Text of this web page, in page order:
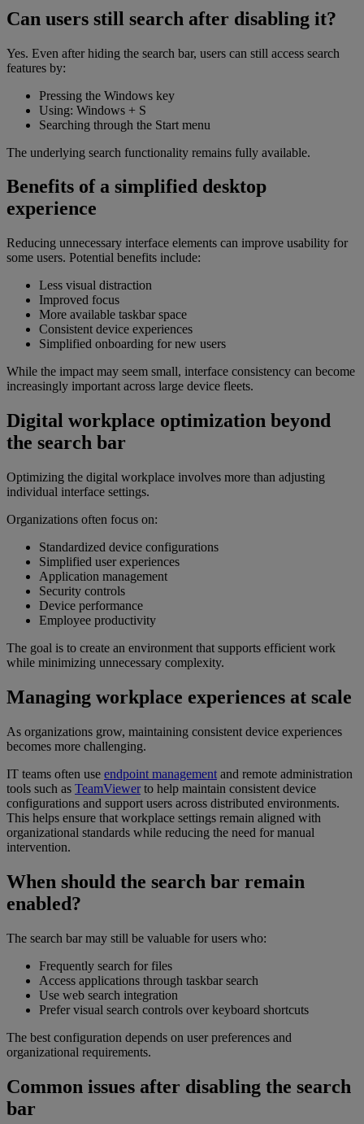
Can users still search after disabling it?
Yes. Even after hiding the search bar, users can still access search
features by:
Pressing the Windows key
Using: Windows + S
Searching through the Start menu
The underlying search functionality remains fully available.
Benefits of a simplified desktop
experience
Reducing unnecessary interface elements can improve usability for
some users. Potential benefits include:
Less visual distraction
Improved focus
More available taskbar space
Consistent device experiences
Simplified onboarding for new users
While the impact may seem small, interface consistency can become
increasingly important across large device fleets.
Digital workplace optimization beyond
the search bar
Optimizing the digital workplace involves more than adjusting
individual interface settings.
Organizations often focus on:
Standardized device configurations
Simplified user experiences
Application management
Security controls
Device performance
Employee productivity
The goal is to create an environment that supports efficient work
while minimizing unnecessary complexity.
Managing workplace experiences at scale
As organizations grow, maintaining consistent device experiences
becomes more challenging.
IT teams often use endpoint management and remote administration
tools such as TeamViewerto help maintain consistent device
configurations and support users across distributed environments.
This helps ensure that workplace settings remain aligned with
organizational standards while reducing the need for manual
intervention.
When should the search bar remain
enabled?
The search bar may still be valuable for users who:
Frequently search for files
Access applications through taskbar search
Use web search integration
Prefer visual search controls over keyboard shortcuts
The best configuration depends on user preferences and
organizational requirements.
Common issues after disabling the search
bar